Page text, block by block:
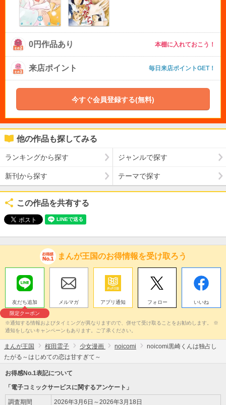
0円作品あり 本棚に入れておこう！
来店ポイント 毎日来店ポイントGET！
今すぐ会員登録する(無料)
他の作品も探してみる
ランキングから探す ジャンルで探す
新刊から探す テーマで探す
この作品を共有する
まんが王国のお得情報を受け取ろう
友だち追加
限定クーポン
メルマガ アプリ通知 フォロー いいね
※通知する情報およびタイミングが異なりますので、併せて受け取ることをお勧めします。 ※
通知をしないキャンペーンもあります。ご了承ください。
まんが王国 桜田霊子 少女漫画 noicomi
noicomi黒崎くんは独占し
たがる～はじめての恋は甘すぎて～
お得感No.1表記について
「電子コミックサービスに関するアンケート」
調査期間 2026年3月6日～2026年3月18日